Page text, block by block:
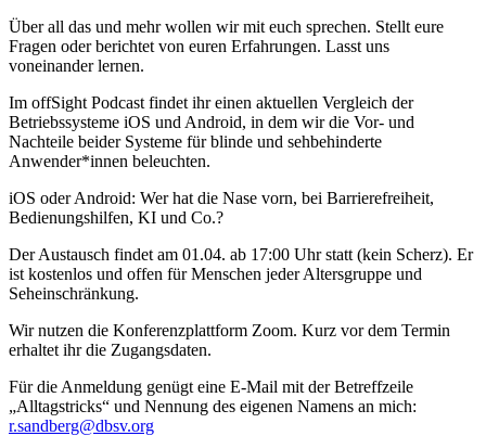
Über all das und mehr wollen wir mit euch sprechen. Stellt eure
Fragen oder berichtet von euren Erfahrungen. Lasst uns
voneinander lernen.
Im offSight Podcast findet ihr einen aktuellen Vergleich der
Betriebssysteme iOS und Android, in dem wir die Vor- und
Nachteile beider Systeme für blinde und sehbehinderte
Anwender*innen beleuchten.
iOS oder Android: Wer hat die Nase vorn, bei Barrierefreiheit,
Bedienungshilfen, KI und Co.?
Der Austausch findet am 01.04. ab 17:00 Uhr statt (kein Scherz). Er
ist kostenlos und offen für Menschen jeder Altersgruppe und
Seheinschränkung.
Wir nutzen die Konferenzplattform Zoom. Kurz vor dem Termin
erhaltet ihr die Zugangsdaten.
Für die Anmeldung genügt eine E-Mail mit der Betreffzeile
„Alltagstricks“ und Nennung des eigenen Namens an mich:
r.sandberg@dbsv.org